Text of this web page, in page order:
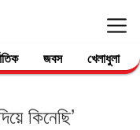
জবস খেলাধুলা
কিনেছি’